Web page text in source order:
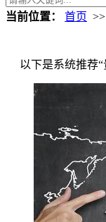
当前位置： 首页 >>
以下是系统推荐